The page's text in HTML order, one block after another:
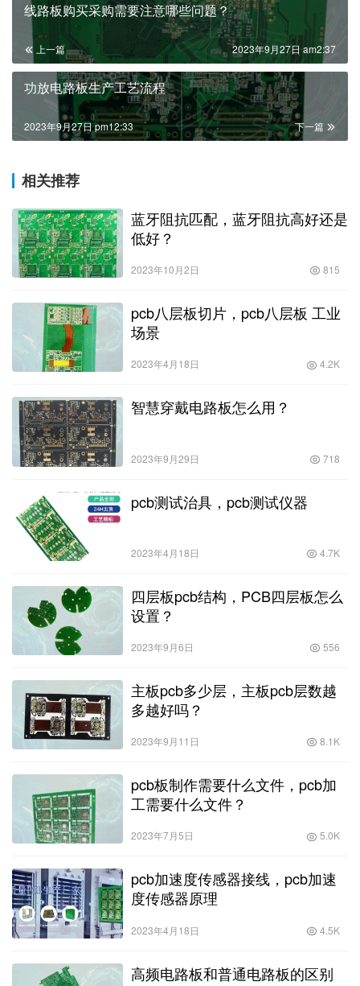
线路板购买采购需要注意哪些问题？
上一篇 2023年9月27日 am2:37
功放电路板生产工艺流程
下一篇
2023年9月27日 pm12:33
相关推荐
蓝牙阻抗匹配，蓝牙阻抗高好还是
低好？
2023年10月2日 815
pcb八层板切片，pcb八层板 工业
场景
2023年4月18日 4.2K
智慧穿戴电路板怎么用？
2023年9月29日 718
pcb测试治具，pcb测试仪器
2023年4月18日 4.7K
四层板pcb结构，PCB四层板怎么
设置？
2023年9月6日 556
主板pcb多少层，主板pcb层数越
多越好吗？
2023年9月11日 8.1K
pcb板制作需要什么文件，pcb加
工需要什么文件？
2023年7月5日 5.0K
pcb加速度传感器接线，pcb加速
度传感器原理
2023年4月18日 4.5K
高频电路板和普通电路板的区别